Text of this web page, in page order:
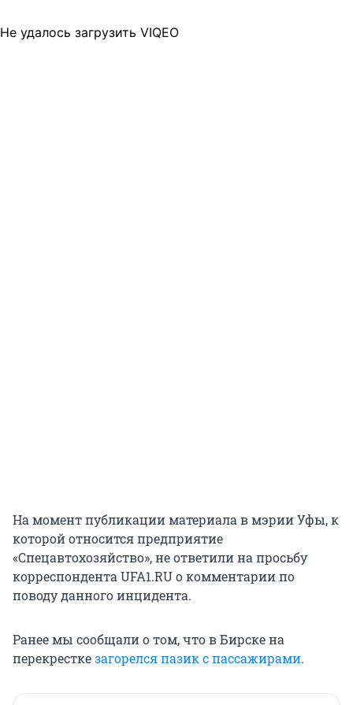
Не удалось загрузить VIQEO
На момент публикации материала в мэрии Уфы, к
которой относится предприятие
«Спецавтохозяйство», не ответили на просьбу
корреспондента UFA1.RU о комментарии по
поводу данного инцидента.
Ранее мы сообщали о том, что в Бирске на
перекресткезагорелся пазик с пассажирами.